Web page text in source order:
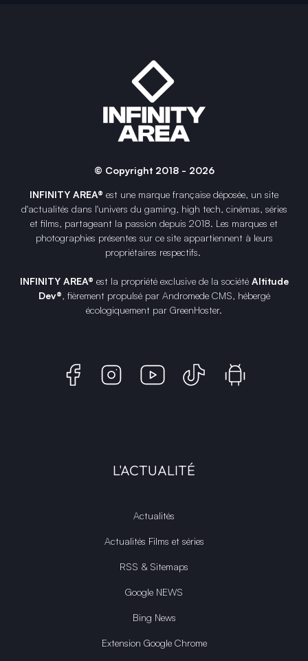
© Copyright 2018 - 2026
INFINITY AREA® est une marque française déposée, un site
d'actualités dans l'univers du gaming, high tech, cinémas, séries
et films, partageant la passion depuis 2018. Les marques et
photographies présentes sur ce site appartiennent à leurs
propriétaires respectifs.
INFINITY AREA® est la propriété exclusive de la société Altitude
Dev®, fièrement propulsé par Andromede CMS, hébergé
écologiquement par GreenHoster.
L'ACTUALITÉ
Actualités
Actualités Films et séries
RSS & Sitemaps
Google NEWS
Bing News
Extension Google Chrome